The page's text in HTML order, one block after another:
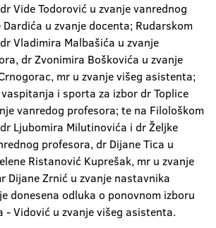
Vide Todorović u zvanje vanrednog
u zvanje docenta; Rudarskom
Vladimira Malbašića u zvanje
dr Zvonimira Boškovića u zvanje
mr u zvanje višeg asistenta;
i sporta za izbor dr Toplice
vanredog profesora; te na Filološkom
Ljubomira Milutinovića i dr Željke
profesora, dr Dijane Tica u
Ristanović Kuprešak, mr u zvanje
Dijane Zrnić u zvanje nastavnika
donesena odluka o ponovnom izboru
- Vidović u zvanje višeg asistenta.